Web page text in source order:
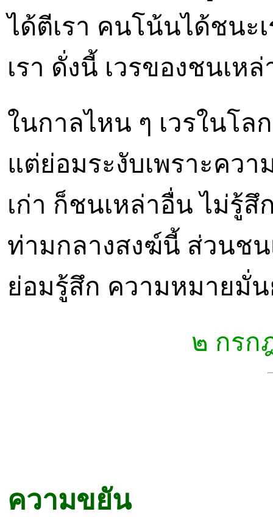
ได้ตีเรา คนโน้นได้ชนะ
เรา ดั่งนี้ เวรของชนเห
ในกาลไหน ๆ เวรในโล
แต่ย่อมระงับเพราะควา
เก่า ก็ชนเหล่าอื่น ไม่รู้
ท่ามกลางสงฆ์นี้ ส่วนช
ย่อมรู้สึก ความหมายมั่
๒ กร
ความขยัน